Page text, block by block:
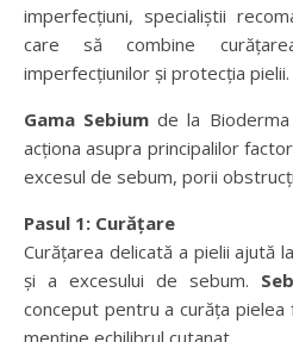
imperfecțiuni, specialiștii
care să combine
imperfecțiunilor și protecția pielii.
Gama Sebium de la
acționa asupra principalilor
excesul de sebum, porii
Pasul 1: Curățare
Curățarea delicată a pielii ajută
și a excesului de sebum.
conceput pentru a curăța
menține echilibrul cutanat.